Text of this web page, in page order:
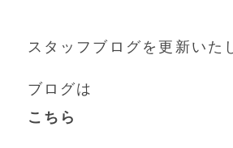
スタッフブログを更新いた
ブログは
こちら